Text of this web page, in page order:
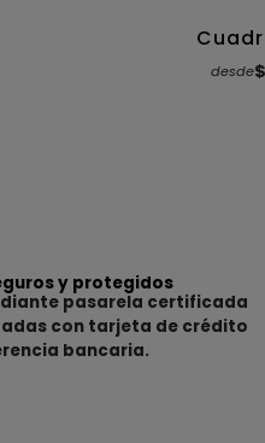
desde
y protegidos
pasarela certificada
con tarjeta de crédito
bancaria.